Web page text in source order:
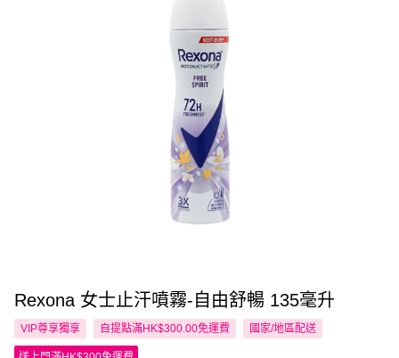
Rexona 女士止汗噴霧-自由舒暢 135毫升
VIP尊享獨享 自提點滿HK$300.00免運費 國家/地區配送